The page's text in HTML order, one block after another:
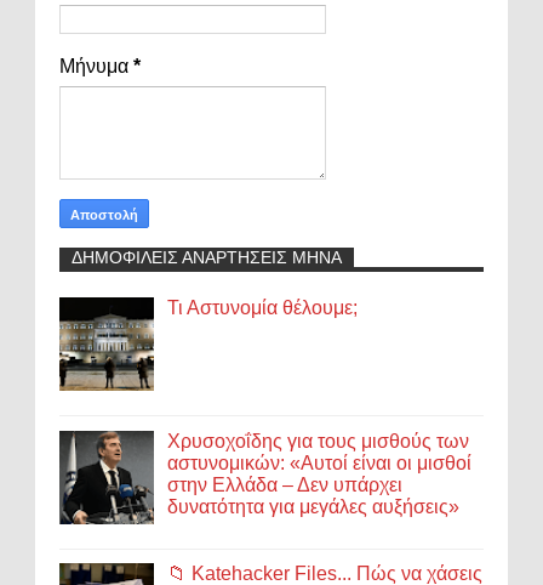
Μήνυμα *
ΔΗΜΟΦΙΛΕΙΣ ΑΝΑΡΤΗΣΕΙΣ ΜΗΝΑ
Τι Αστυνομία θέλουμε;
Χρυσοχοΐδης για τους μισθούς των
αστυνομικών: «Αυτοί είναι οι μισθοί
στην Ελλάδα – Δεν υπάρχει
δυνατότητα για μεγάλες αυξήσεις»
📁 Katehacker Files... Πώς να χάσεις